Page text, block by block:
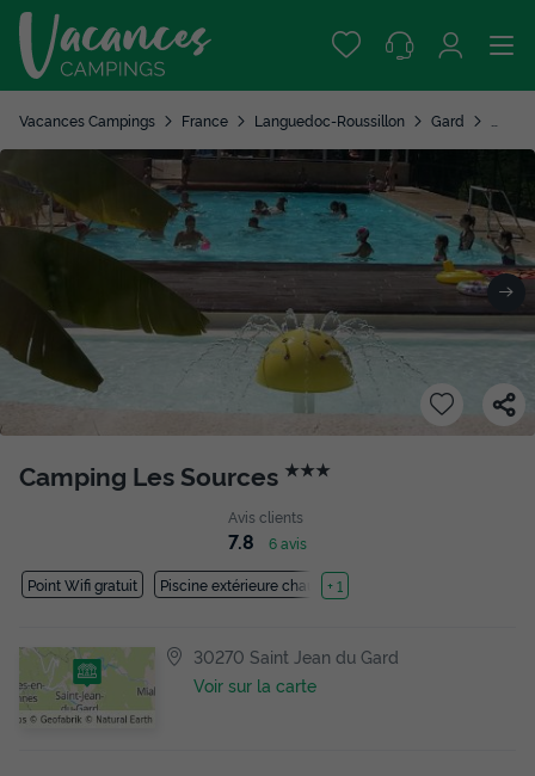
Vacances Campings France Languedoc-Roussillon Gard
Camping Les Sources ★★★
Avis clients
7.8 6 avis
Point Wifi gratuit Piscine extérieure chauffée
+ 1
30270 Saint Jean du Gard
Voir sur la carte